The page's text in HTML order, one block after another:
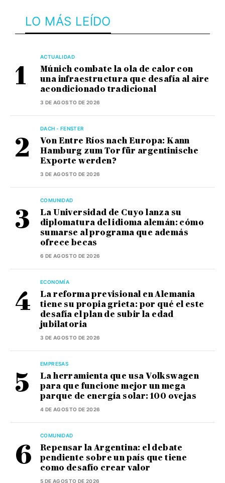
LO MÁS LEÍDO
ACTUALIDAD
Múnich combate la ola de calor con
una infraestructura que desafía al aire
acondicionado tradicional
3 DE AGOSTO DE 2026
DACH - FENSTER
Von Entre Ríos nach Europa: Kann
Hamburg zum Tor für argentinische
Exporte werden?
3 DE AGOSTO DE 2026
COMUNIDAD
La Universidad de Cuyo lanza su
diplomatura del idioma alemán: cómo
sumarse al programa que además
ofrece becas
6 DE AGOSTO DE 2026
ECONOMÍA
La reforma previsional en Alemania
tiene su propia grieta: por qué el este
desafía el plan de subir la edad
jubilatoria
3 DE AGOSTO DE 2026
EMPRESAS
La herramienta que usa Volkswagen
para que funcione mejor un mega
parque de energía solar: 100 ovejas
4 DE AGOSTO DE 2026
COMUNIDAD
Repensar la Argentina: el debate
pendiente sobre un país que tiene
como desafío crear valor
5 DE AGOSTO DE 2026